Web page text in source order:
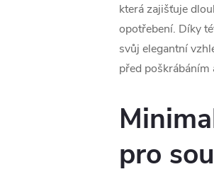
která zajišťuje
opotřebení. Díky
svůj elegantní
před poškrábáním
pro